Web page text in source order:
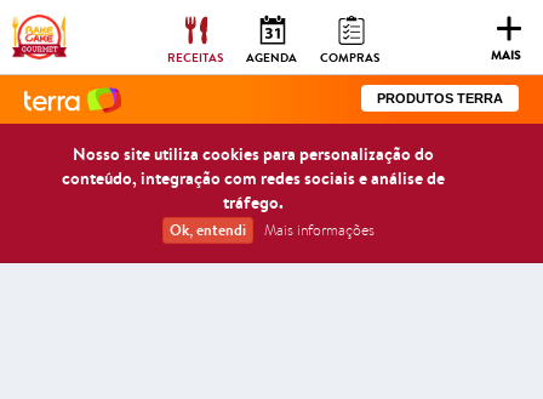
PRODUTOS TERRA
Nosso site utiliza cookies para personalização do
conteúdo, integração com redes sociais e análise de
tráfego.
Ok, entendi Mais informações
MAIS
RECEITAS AGENDA COMPRAS